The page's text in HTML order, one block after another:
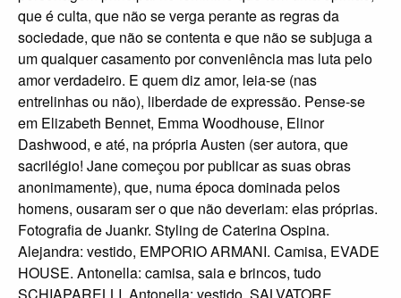
que é culta, que não se verga perante as regras da
sociedade, que não se contenta e que não se subjuga a
um qualquer casamento por conveniência mas luta pelo
amor verdadeiro. E quem diz amor, leia-se (nas
entrelinhas ou não), liberdade de expressão. Pense-se
em Elizabeth Bennet, Emma Woodhouse, Elinor
Dashwood, e até, na própria Austen (ser autora, que
sacrilégio! Jane começou por publicar as suas obras
anonimamente), que, numa época dominada pelos
homens, ousaram ser o que não deveriam: elas próprias.
Fotografia de Juankr. Styling de Caterina Ospina.
Alejandra: vestido, EMPORIO ARMANI. Camisa, EVADE
HOUSE. Antonella: camisa, saia e brincos, tudo